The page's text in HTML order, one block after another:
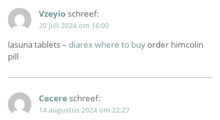
Vzeyio schreef:
20 juli 2024 om 16:00
lasuna tablets – diarex where to buy order himcolin
pill
Cecere schreef:
14 augustus 2024 om 22:27